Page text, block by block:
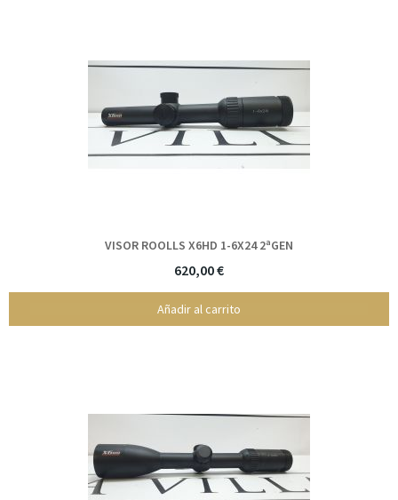
VISOR ROOLLS X6HD 1-6X24 2ªGEN
620,00 €
Añadir al carrito